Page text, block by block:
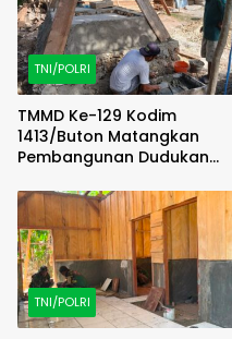
TNI/POLRI
TMMD Ke-129 Kodim
1413/Buton Matangkan
Pembangunan Dudukan
Kualitas Air Bersih
TNI/POLRI